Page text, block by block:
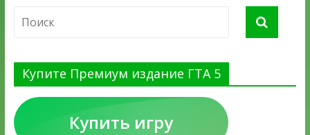
Купите Премиум издание ГТА 5
Купить игру